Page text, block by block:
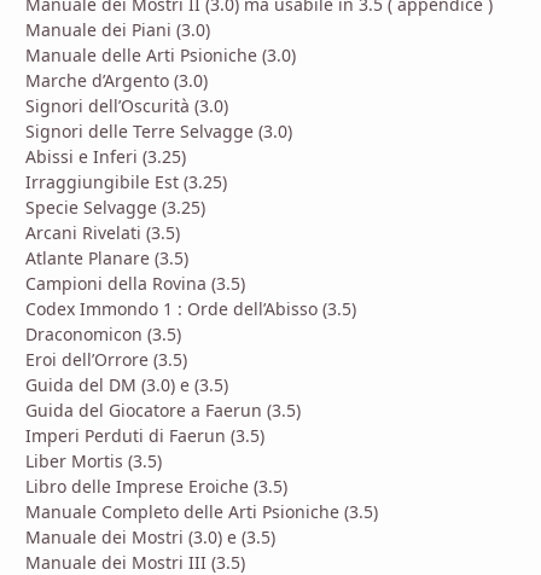
Manuale dei Piani (3.0)
Manuale delle Arti Psioniche (3.0)
Marche d’Argento (3.0)
Signori dell’Oscurità (3.0)
Signori delle Terre Selvagge (3.0)
Abissi e Inferi (3.25)
Irraggiungibile Est (3.25)
Specie Selvagge (3.25)
Arcani Rivelati (3.5)
Atlante Planare (3.5)
Campioni della Rovina (3.5)
Codex Immondo 1 : Orde dell’Abisso (3.5)
Draconomicon (3.5)
Eroi dell’Orrore (3.5)
Guida del DM (3.0) e (3.5)
Guida del Giocatore a Faerun (3.5)
Imperi Perduti di Faerun (3.5)
Liber Mortis (3.5)
Libro delle Imprese Eroiche (3.5)
Manuale Completo delle Arti Psioniche (3.5)
Manuale dei Mostri (3.0) e (3.5)
Manuale dei Mostri III (3.5)